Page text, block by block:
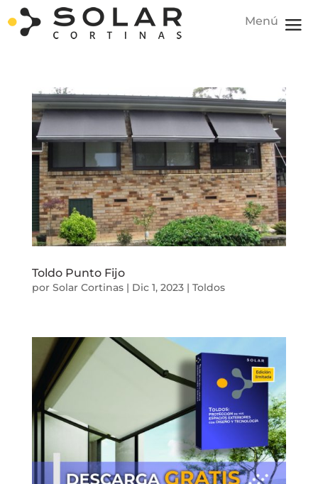
Toldo Punto Fijo
por Solar Cortinas| Dic 1, 2023| Toldos